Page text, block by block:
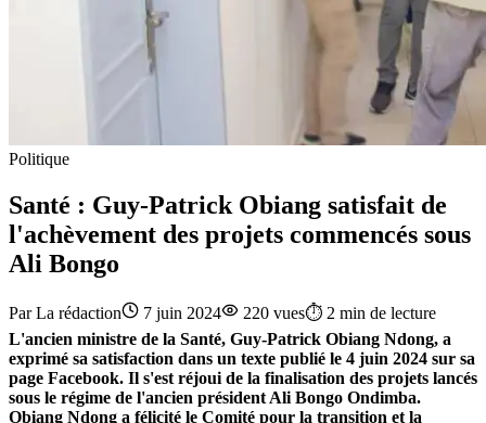
Politique
Santé : Guy-Patrick Obiang satisfait de
l'achèvement des projets commencés sous
Ali Bongo
ParLa rédaction 7 juin 2024 220 vues⏱️ 2 min de lecture
L'ancien ministre de la Santé, Guy-Patrick Obiang Ndong, a
exprimé sa satisfaction dans un texte publié le 4 juin 2024 sur sa
page Facebook. Il s'est réjoui de la finalisation des projets lancés
sous le régime de l'ancien président Ali Bongo Ondimba.
Obiang Ndong a félicité le Comité pour la transition et la